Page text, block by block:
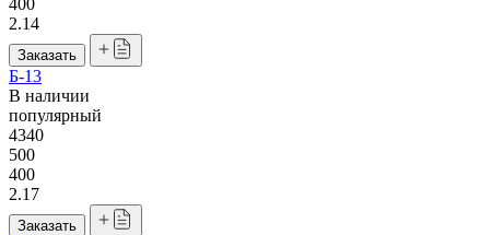
2.14
Заказать
Б-13
В наличии
популярный
4340
500
400
2.17
Заказать